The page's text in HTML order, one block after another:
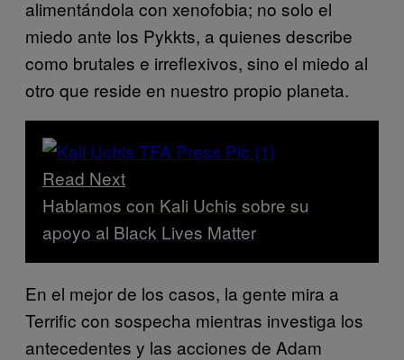
alimentándola con xenofobia; no solo el
miedo ante los Pykkts, a quienes describe
como brutales e irreflexivos, sino el miedo al
otro que reside en nuestro propio planeta.
Read Next
Hablamos con Kali Uchis sobre su
apoyo al Black Lives Matter
En el mejor de los casos, la gente mira a
Terrific con sospecha mientras investiga los
antecedentes y las acciones de Adam